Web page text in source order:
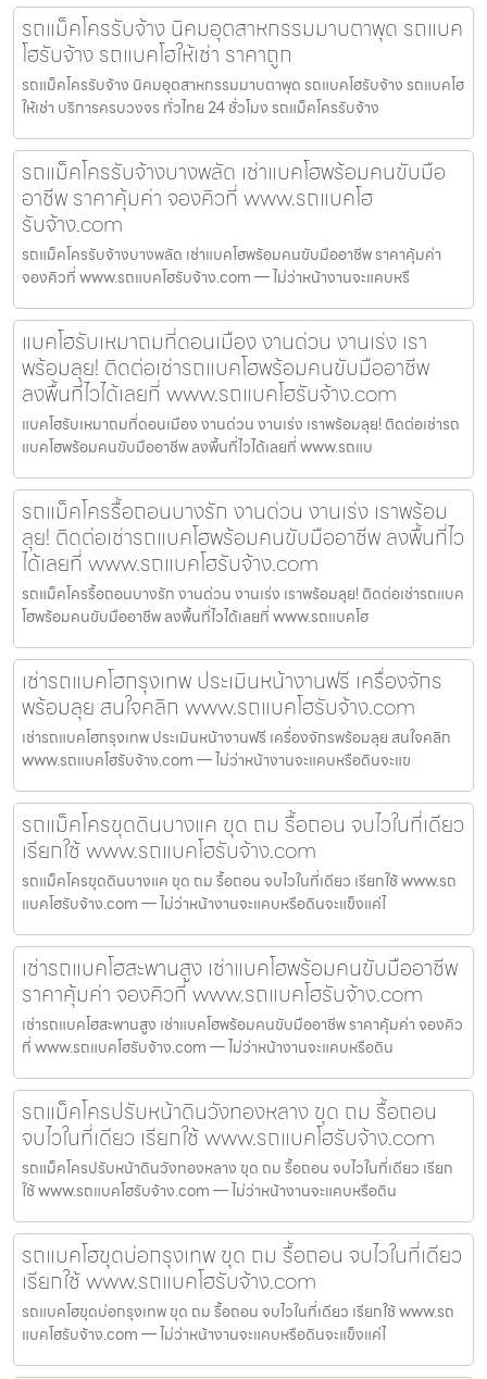
รถแม็คโครรับจ้าง นิคมอุตสาหกรรมมาบตาพุด รถแบค
โฮรับจ้าง รถแบคโฮให้เช่า ราคาถูก
รถแม็คโครรับจ้าง นิคมอุตสาหกรรมมาบตาพุด รถแบคโฮรับจ้าง รถแบคโฮ
ให้เช่า บริการครบวงจร ทั่วไทย 24 ชั่วโมง รถแม็คโครรับจ้าง
รถแม็คโครรับจ้างบางพลัด เช่าแบคโฮพร้อมคนขับมือ
อาชีพ ราคาคุ้มค่า จองคิวที่ www.รถแบคโฮ
รับจ้าง.com
รถแม็คโครรับจ้างบางพลัด เช่าแบคโฮพร้อมคนขับมืออาชีพ ราคาคุ้มค่า
จองคิวที่ www.รถแบคโฮรับจ้าง.com — ไม่ว่าหน้างานจะแคบหรื
แบคโฮรับเหมาถมที่ดอนเมือง งานด่วน งานเร่ง เรา
พร้อมลุย! ติดต่อเช่ารถแบคโฮพร้อมคนขับมืออาชีพ
ลงพื้นที่ไวได้เลยที่ www.รถแบคโฮรับจ้าง.com
แบคโฮรับเหมาถมที่ดอนเมือง งานด่วน งานเร่ง เราพร้อมลุย! ติดต่อเช่ารถ
แบคโฮพร้อมคนขับมืออาชีพ ลงพื้นที่ไวได้เลยที่ www.รถแบ
รถแม็คโครรื้อถอนบางรัก งานด่วน งานเร่ง เราพร้อม
ลุย! ติดต่อเช่ารถแบคโฮพร้อมคนขับมืออาชีพ ลงพื้นที่ไว
ได้เลยที่ www.รถแบคโฮรับจ้าง.com
รถแม็คโครรื้อถอนบางรัก งานด่วน งานเร่ง เราพร้อมลุย! ติดต่อเช่ารถแบค
โฮพร้อมคนขับมืออาชีพ ลงพื้นที่ไวได้เลยที่ www.รถแบคโฮ
เช่ารถแบคโฮกรุงเทพ ประเมินหน้างานฟรี เครื่องจักร
พร้อมลุย สนใจคลิก www.รถแบคโฮรับจ้าง.com
เช่ารถแบคโฮกรุงเทพ ประเมินหน้างานฟรี เครื่องจักรพร้อมลุย สนใจคลิก
www.รถแบคโฮรับจ้าง.com — ไม่ว่าหน้างานจะแคบหรือดินจะแข
รถแม็คโครขุดดินบางแค ขุด ถม รื้อถอน จบไวในที่เดียว
เรียกใช้ www.รถแบคโฮรับจ้าง.com
รถแม็คโครขุดดินบางแค ขุด ถม รื้อถอน จบไวในที่เดียว เรียกใช้ www.รถ
แบคโฮรับจ้าง.com — ไม่ว่าหน้างานจะแคบหรือดินจะแข็งแค่ไ
เช่ารถแบคโฮสะพานสูง เช่าแบคโฮพร้อมคนขับมืออาชีพ
ราคาคุ้มค่า จองคิวที่ www.รถแบคโฮรับจ้าง.com
เช่ารถแบคโฮสะพานสูง เช่าแบคโฮพร้อมคนขับมืออาชีพ ราคาคุ้มค่า จองคิว
ที่ www.รถแบคโฮรับจ้าง.com — ไม่ว่าหน้างานจะแคบหรือดิน
รถแม็คโครปรับหน้าดินวังทองหลาง ขุด ถม รื้อถอน
จบไวในที่เดียว เรียกใช้ www.รถแบคโฮรับจ้าง.com
รถแม็คโครปรับหน้าดินวังทองหลาง ขุด ถม รื้อถอน จบไวในที่เดียว เรียก
ใช้ www.รถแบคโฮรับจ้าง.com — ไม่ว่าหน้างานจะแคบหรือดิน
รถแบคโฮขุดบ่อกรุงเทพ ขุด ถม รื้อถอน จบไวในที่เดียว
เรียกใช้ www.รถแบคโฮรับจ้าง.com
รถแบคโฮขุดบ่อกรุงเทพ ขุด ถม รื้อถอน จบไวในที่เดียว เรียกใช้ www.รถ
แบคโฮรับจ้าง.com — ไม่ว่าหน้างานจะแคบหรือดินจะแข็งแค่ไ